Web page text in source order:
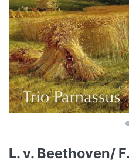
L. v. Beethoven/